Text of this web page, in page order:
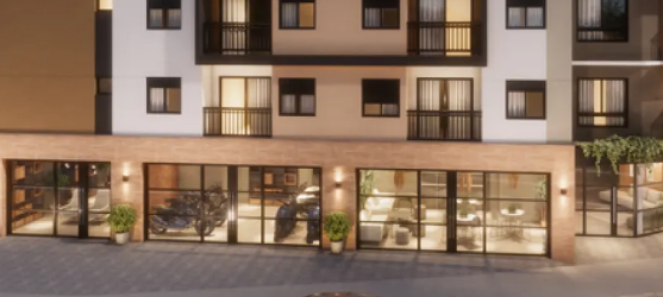
Maiores Construtoras
Parcerias Imobiliárias
Anunciar Imóveis
Hub de Corretores
Perfil Verificado
Anunciar imóveis